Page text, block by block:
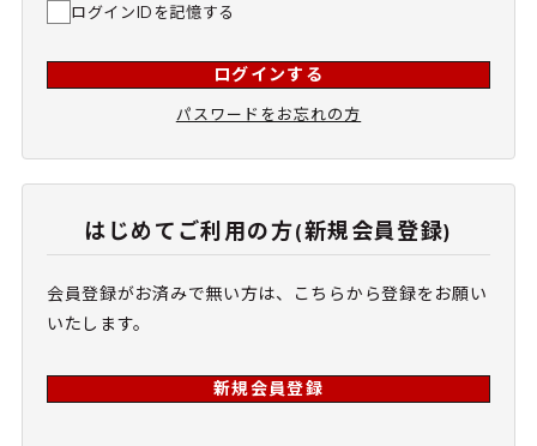
ログインIDを記憶する
ログインする
パスワードをお忘れの方
はじめてご利用の方(新規会員登録)
会員登録がお済みで無い方は、こちらから登録をお願い
いたします。
新規会員登録